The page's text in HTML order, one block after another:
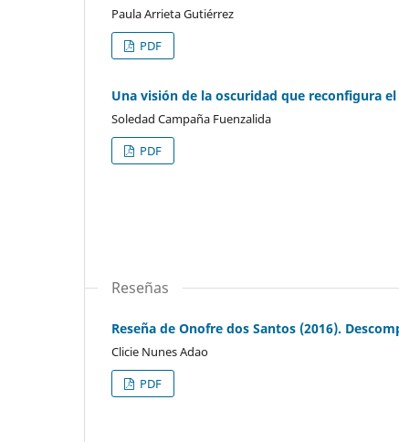
Paula Arrieta Gutiérrez
PDF
Una visión de la oscuridad que reconfigura
Soledad Campaña Fuenzalida
PDF
Reseñas
Reseña de Onofre dos Santos (2016).
Clicie Nunes Adao
PDF